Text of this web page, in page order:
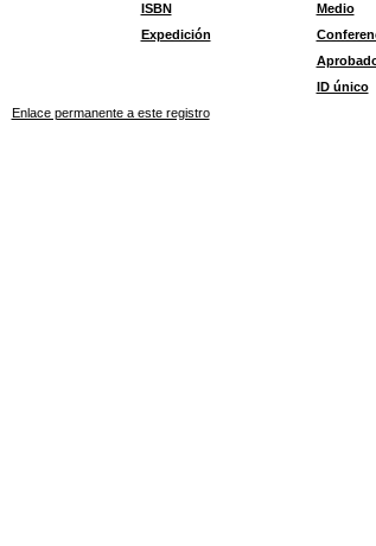
ISBN
Medio
Expedición
ID único
Enlace permanente a este registro